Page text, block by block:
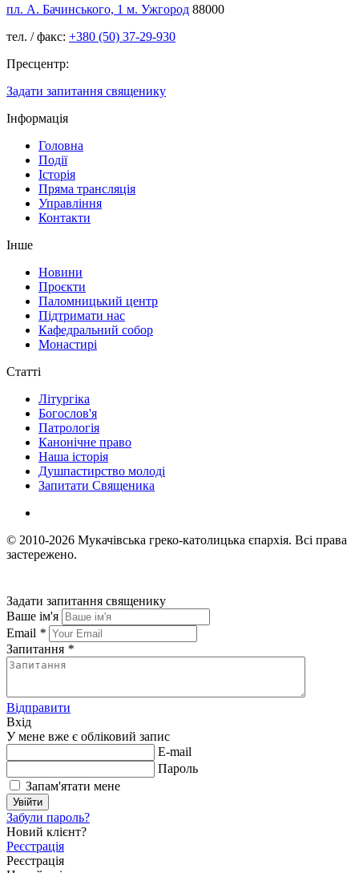
пл. А. Бачинського, 1 м. Ужгород 88000
тел. / факс: +380 (50) 37-29-930
Пресцентр:
Задати запитання священику
Інформація
Головна
Події
Історія
Пряма трансляція
Управління
Контакти
Інше
Новини
Проєкти
Паломницький центр
Підтримати нас
Кафедральний собор
Монастирі
Статті
Літургіка
Богослов'я
Патрологія
Канонічне право
Наша історія
Душпастирство молоді
Запитати Священика
© 2010-2026 Мукачівська греко-католицька єпархія. Всі права
застережено.
Задати запитання священику
Ваше ім'я
Email *
Запитання *
Відправити
Вхід
У мене вже є обліковий запис
E-mail
Пароль
Запам'ятати мене
Увійти
Забули пароль?
Новий клієнт?
Реєстрація
Реєстрація